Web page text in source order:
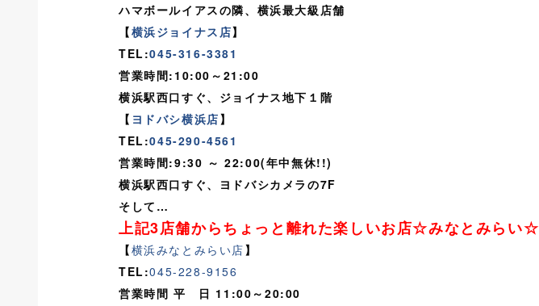
ハマボールイアスの隣、横浜最大級店舗
【横浜ジョイナス店】
TEL:045-316-3381
営業時間:10:00～21:00
横浜駅西口すぐ、ジョイナス地下１階
【 ヨドバシ横浜店】
TEL:045-290-4561
営業時間:9:30 ～ 22:00(年中無休!!)
横浜駅西口すぐ、ヨドバシカメラの7F
そして…
上記3店舗からちょっと離れた楽しいお店☆みなとみらい☆
【横浜みなとみらい店】
TEL:045-228-9156
営業時間 平 日 11:00～20:00